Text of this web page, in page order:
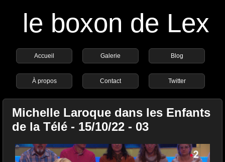
le boxon de Lex
Accueil Galerie Blog
À propos Contact Twitter
Michelle Laroque dans les Enfants
de la Télé - 15/10/22 - 03